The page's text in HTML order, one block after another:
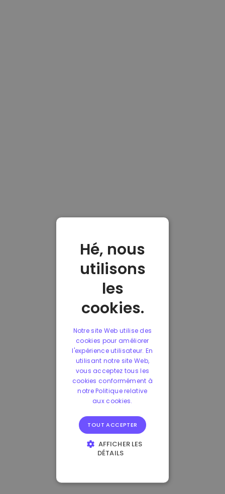
Hé, nous
utilisons
les
cookies.
Notre site Web utilise des
cookies pour améliorer
l'expérience utilisateur. En
utilisant notre site Web,
vous acceptez tous les
cookies conformément à
notre Politique relative
aux cookies.
TOUT ACCEPTER
AFFICHER LES
DÉTAILS